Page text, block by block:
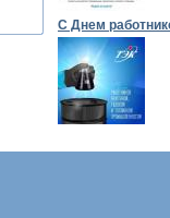
С Днем